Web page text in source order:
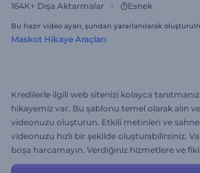
164K+ Dışa Aktarmalar Esnek
Bu hazır video ayarı, şundan yararlanılarak
Maskot Hikaye Araçları
Kredilerle ilgili web sitenizi kolayca
hikayemiz var. Bu şablonu temel olarak alın
videonuzu oluşturun. Etkili metinleri ve
videonuzu hızlı bir şekilde oluşturabilirsiniz.
boşa harcamayın. Verdiğiniz hizmetlere ve
sahneleri ekleyip çıkarmakta da özgürsünüz.